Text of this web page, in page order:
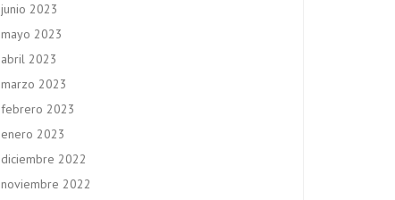
junio 2023
mayo 2023
abril 2023
marzo 2023
febrero 2023
enero 2023
diciembre 2022
noviembre 2022